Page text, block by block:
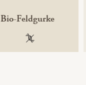
Bio-Feldgurke
100 %